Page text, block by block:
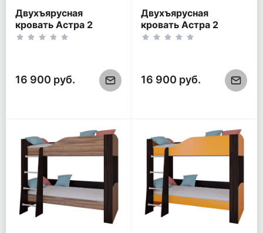
Двухъярусная
кровать Астра 2
Венге/Салатовый
16 900 руб.
Двухъярусная
кровать Астра 2
Венге/Розовый (без
16 900 руб.